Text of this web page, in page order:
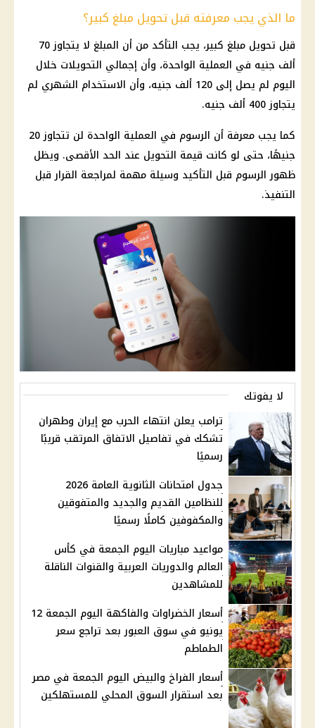
ما الذي يجب معرفته قبل تحويل مبلغ كبير؟
قبل تحويل مبلغ كبير، يجب التأكد من أن المبلغ لا يتجاوز 70
ألف جنيه في العملية الواحدة، وأن إجمالي التحويلات خلال
اليوم لم يصل إلى 120 ألف جنيه، وأن الاستخدام الشهري لم
يتجاوز 400 ألف جنيه.
كما يجب معرفة أن الرسوم في العملية الواحدة لن تتجاوز 20
جنيهًا، حتى لو كانت قيمة التحويل عند الحد الأقصى. ويظل
ظهور الرسوم قبل التأكيد وسيلة مهمة لمراجعة القرار قبل
التنفيذ.
لا يفوتك
ترامب يعلن انتهاء الحرب مع إيران وطهران
تشكك في تفاصيل الاتفاق المرتقب قريبًا
رسميًا
جدول امتحانات الثانوية العامة 2026
للنظامين القديم والجديد والمتفوقين
والمكفوفين كاملًا رسميًا
مواعيد مباريات اليوم الجمعة في كأس
العالم والدوريات العربية والقنوات الناقلة
للمشاهدين
أسعار الخضراوات والفاكهة اليوم الجمعة 12
يونيو في سوق العبور بعد تراجع سعر
الطماطم
أسعار الفراخ والبيض اليوم الجمعة في مصر
بعد استقرار السوق المحلي للمستهلكين